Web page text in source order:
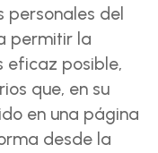
personales del
permitir la
eficaz posible,
que, en su
en una página
desde la